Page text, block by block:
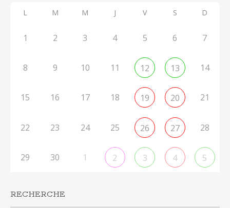
L M M J V S D
1 2 3 4 5 6 7
8 9 10 11 12 13 14
15 16 17 18 19 20 21
22 23 24 25 26 27 28
29 30 1 2 3 4 5
RECHERCHE